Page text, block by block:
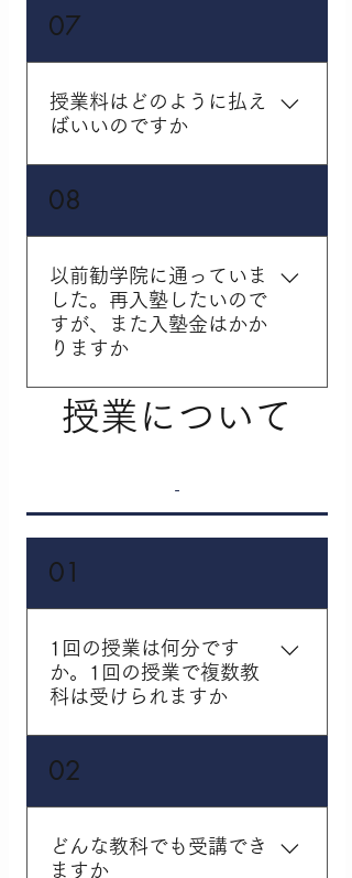
入塾時にのみ入塾金を頂
戴しております。入塾金
は一律￥20,000 (+tax) で
す。 その他に、光熱費・
施設利用費・システム維
￥2,600 (+tax)」が毎月
の授業料に合わせてかか
￥1,600～) が使用確定の
際に実費請求となりま
す。 入塾金や授業料がお
得になる「ご紹介制度」
がございますので、詳し
くはお問い合わせくださ
い。
07
授業料はどのように払え
ばいいのですか
授業料のお支払いは銀行
口座から引き落としとな
ります。所定の書類のご
提出から約2～4ヶ月で口
座引き落としが開始とな
ります。それまでは現金
でのお支払いをお願いし
はご請求書にてご確認を
お願いしております。
08
以前勧学院に通っていま
した。再入塾したいので
すが、また入塾金はかか
りますか
勧学院に過去に在籍され
ていた場合でも、一度
には入塾金が発生いたし
ます。しかし、「休塾」
として一定期間のお休み
の場合には、入塾金は発
授業について
-
01
1回の授業は何分です
か。1回の授業で複数教
科は受けられますか
勧学院では、「1コマ＝
70分授業」が基本となり
ます。受講教科に関して
は、70分間1教科のコー
スと、70分間内で複数教
02
どんな教科でも受講でき
ますか